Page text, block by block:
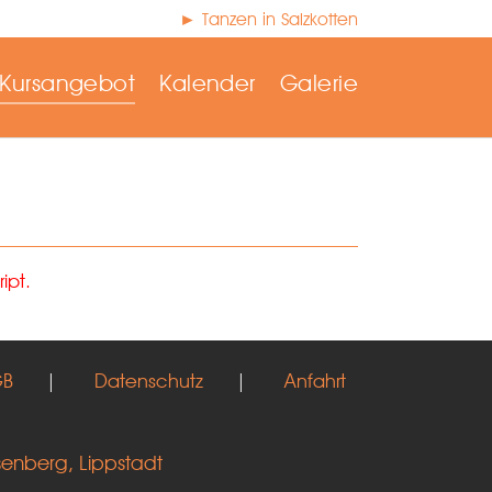
► Tanzen in Salzkotten
Kursangebot Kalender Galerie
| Datenschutz | Anfahrt
Lippstadt